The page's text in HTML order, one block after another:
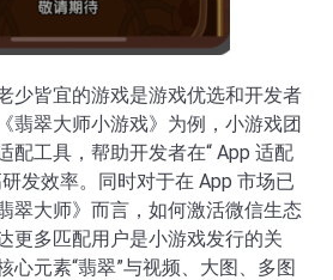
少皆宜的游戏是游戏优选和开发者
翡翠大师小游戏》为例，小游戏团
配工具，帮助开发者在“ App 适配
发效率。同时对于在 App 市场已
翠大师》而言，如何激活微信生态
更多匹配用户是小游戏发行的关
心元素“翡翠”与视频、大图、多图